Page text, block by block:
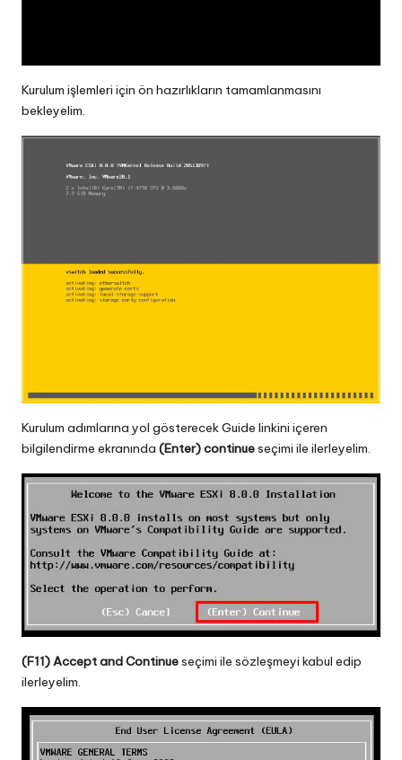
Kurulum işlemleri için ön hazırlıkların tamamlanmasını
bekleyelim.
Kurulum adımlarına yol gösterecek Guide linkini içeren
bilgilendirme ekranında (Enter) continueseçimi ile ilerleyelim.
(F11) Accept and Continueseçimi ile sözleşmeyi kabul edip
ilerleyelim.